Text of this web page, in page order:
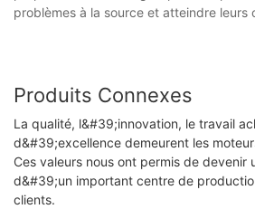
problèmes à la source et atteindre leurs
Produits Connexes
La qualité, l&#39;innovation, le travail
d&#39;excellence demeurent les
Ces valeurs nous ont permis de devenir
d&#39;un important centre de
clients.